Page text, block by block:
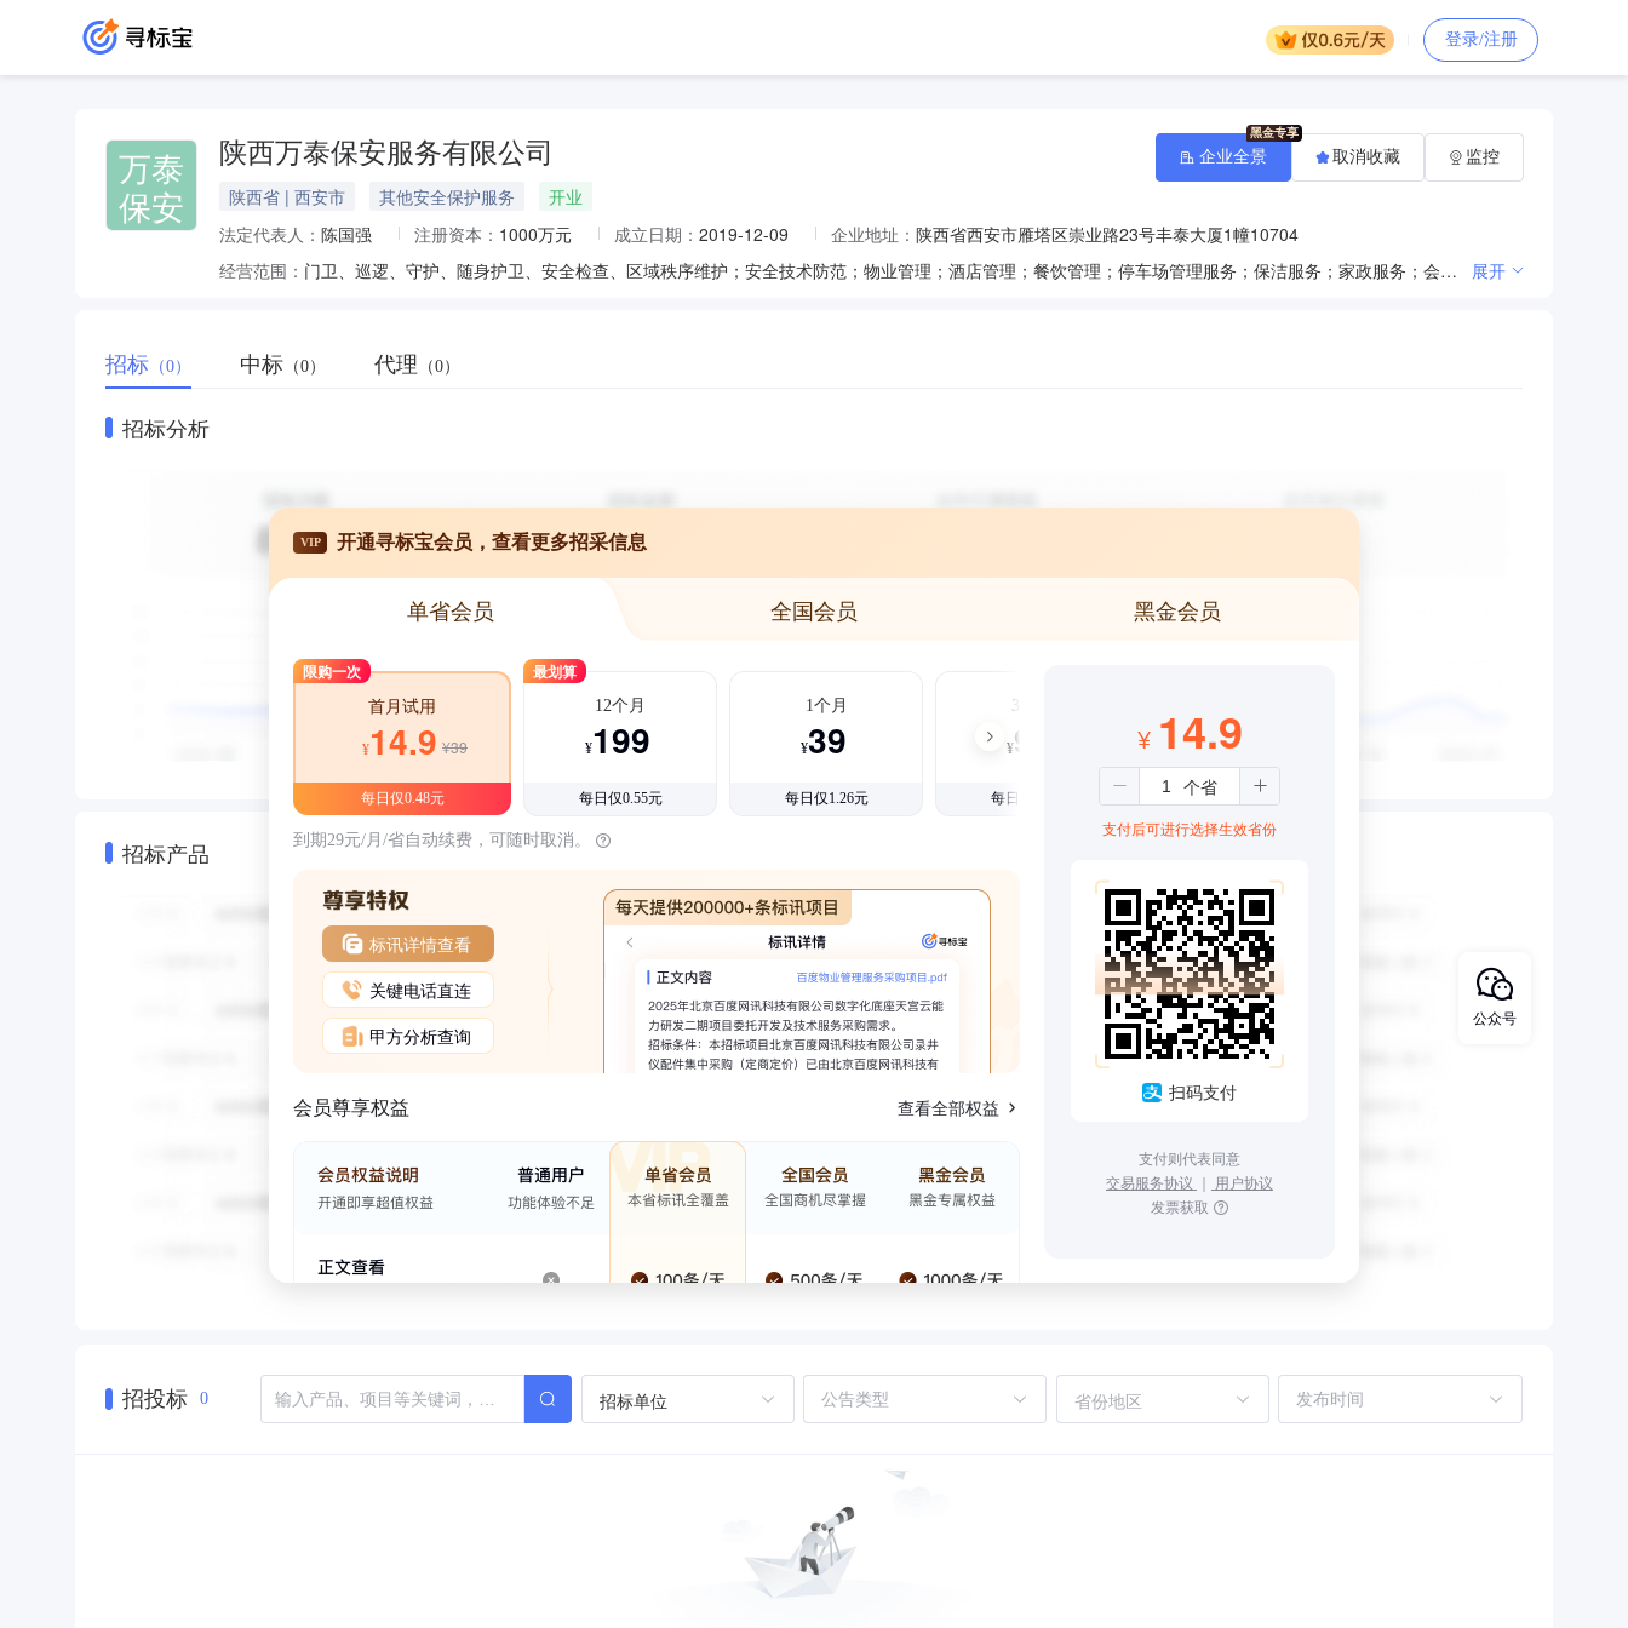
登录/注册
万泰
保安
陕西万泰保安服务有限公司
陕西省 | 西安市 其他安全保护服务
开业
法定代表人： 陈国强 注册资本： 1000万元 成立日期： 2019-12-09 企业地址： 陕西省西安市雁塔区崇业路23号丰泰大厦1幢10704
经营范围：
门卫、巡逻、守护、随身护卫、安全检查、区域秩序维护；安全技术防范；物业管理；酒店管理；餐饮管理；停车场管理服务；保洁服务；家政服务；会议会展服务；商务信息咨询；安全信息技术咨询；户外拓展活动策划（除高危体育项目）、训练；系统内部职（员）工培训；消防工程、安全防范工程的设计、施工及技术服务；安防设备系统、消防设备系统的维修及技术服务；警用设备（不含枪支弹药）、安保器材、交通器材、防盗报警设备、监控设备、电子产品、消防器材、劳保用品、服装、办公用品的销售。（依法须经批准的项目，经相关部门批准后方可开展经营活动） 展开
企业全景 取消收藏 监控
招标 （0） 中标 （0） 代理 （0）
招标分析
招标产品
VIP 开通寻标宝会员，查看更多招采信息
单省会员 全国会员 黑金会员
限购一次
首月试用
¥14.9 ¥39
每日仅0.48元
最划算
12个月
¥199
每日仅0.55元
1个月
¥39
每日仅1.26元
3个月
¥99
每日仅1.08元
到期29元/月/省自动续费，可随时取消。
标讯详情查看
关键电话直连
甲方分析查询
会员尊享权益 查看全部权益
¥ 14.9
支付后可进行选择生效省份
扫码支付
支付则代表同意
交易服务协议 ｜ 用户协议
发票获取
招投标 0 招标单位 省份地区
公众号